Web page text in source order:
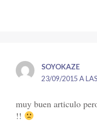
SOYOKAZE
23/09/2015 A
muy buen articulo
!!